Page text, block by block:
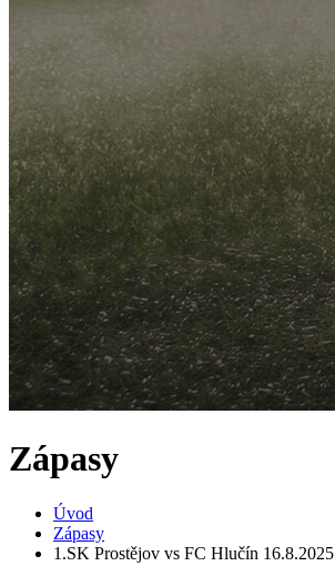
Zápasy
Úvod
Zápasy
1.SK Prostějov vs FC Hlučín 16.8.2025